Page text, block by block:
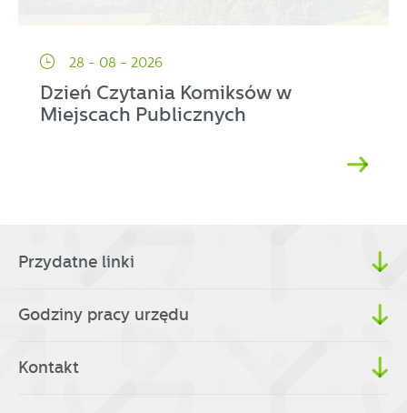
28 - 08 - 2026
Dzień Czytania Komiksów w
Miejscach Publicznych
Przydatne linki
Godziny pracy urzędu
Kontakt